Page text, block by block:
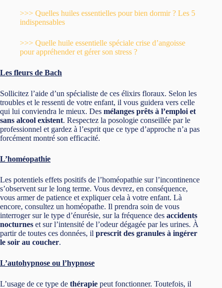
>>> Quelles huiles essentielles pour bien dormir ? Les 5
indispensables
>>> Quelle huile essentielle spéciale crise d’angoisse
pour appréhender et gérer son stress ?
Les fleurs de Bach
Sollicitez l’aide d’un spécialiste de ces élixirs floraux. Selon les
troubles et le ressenti de votre enfant, il vous guidera vers celle
qui lui conviendra le mieux. Des mélanges prêts à l’emploi et
sans alcool existent. Respectez la posologie conseillée par le
professionnel et gardez à l’esprit que ce type d’approche n’a pas
forcément montré son efficacité.
L’homéopathie
Les potentiels effets positifs de l’homéopathie sur l’incontinence
s’observent sur le long terme. Vous devrez, en conséquence,
vous armer de patience et expliquer cela à votre enfant. Là
encore, consultez un homéopathe. Il prendra soin de vous
interroger sur le type d’énurésie, sur la fréquence des accidents
nocturnes et sur l’intensité de l’odeur dégagée par les urines. À
partir de toutes ces données, il prescrit des granules à ingérer
le soir au coucher.
L’autohypnose ou l’hypnose
L’usage de ce type de thérapie peut fonctionner. Toutefois, il